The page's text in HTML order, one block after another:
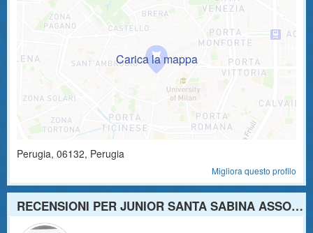
Perugia, 06132, Perugia
Migliora questo profilo
RECENSIONI PER JUNIOR SANTA SABINA ASSOCIAZIONE SPORTIVA DILETTANTISTICA